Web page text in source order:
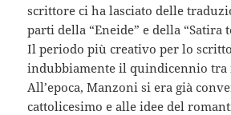
scrittore ci ha lasciato delle
parti della “Eneide” e della “Satira
Il periodo più creativo per lo
indubbiamente il quindicennio tra
All’epoca, Manzoni si era già
cattolicesimo e alle idee del